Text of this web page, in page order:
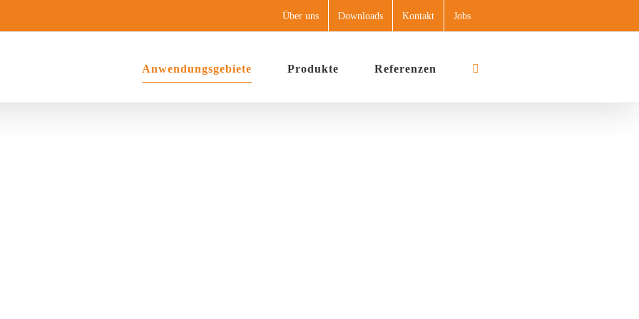
Über uns Downloads Kontakt Jobs
Anwendungsgebiete Produkte Referenzen